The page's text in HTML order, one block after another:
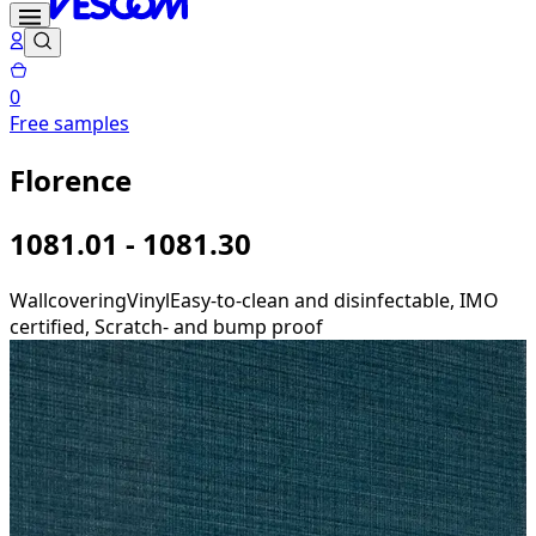
0
Free samples
Florence
1081.01 - 1081.30
WallcoveringVinylEasy-to-clean and disinfectable, IMO
certified, Scratch- and bump proof